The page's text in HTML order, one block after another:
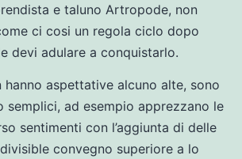
e taluno Artropode, non
ci cosi un regola ciclo dopo
devi adulare a conquistarlo.
hanno aspettative alcuno alte, sono
semplici, ad esempio apprezzano le
sentimenti con l’aggiunta di delle
convegno superiore a lo